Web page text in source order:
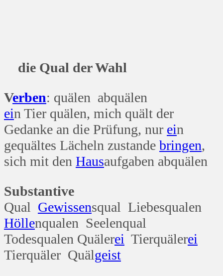
die Qual der Wahl
Verben: quälen abquälen
ein Tier quälen, mich quält der
Gedanke an die Prüfung, nur ein
gequältes Lächeln zustande bringen,
sich mit den Hausaufgaben abquälen
Substantive
Qual Gewissensqual Liebesqualen
Höllenqualen Seelenqual
Todesqualen Quälerei Tierquälerei
Tierquäler Quälgeist